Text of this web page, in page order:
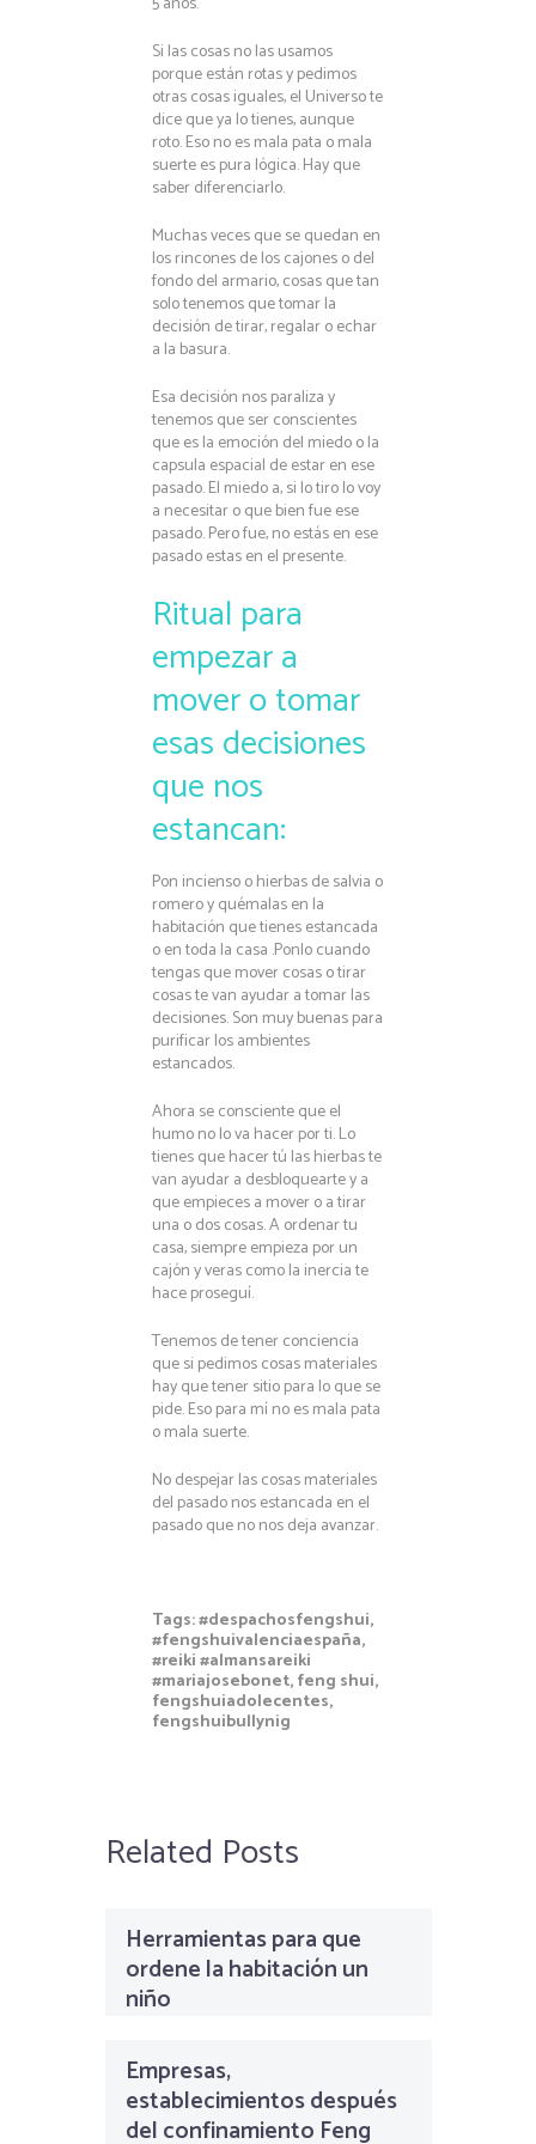
Si las cosas no las usamos
porque están rotas y pedimos
otras cosas iguales, el Universo te
dice que ya lo tienes, aunque
roto. Eso no es mala pata o mala
suerte es pura lógica. Hay que
saber diferenciarlo.
Muchas veces que se quedan en
los rincones de los cajones o del
fondo del armario, cosas que tan
solo tenemos que tomar la
decisión de tirar, regalar o echar
a la basura.
Esa decisión nos paraliza y
tenemos que ser conscientes
que es la emoción del miedo o la
capsula espacial de estar en ese
pasado. El miedo a, si lo tiro lo voy
a necesitar o que bien fue ese
pasado. Pero fue, no estás en ese
pasado estas en el presente.
Ritual para
empezar a
mover o tomar
esas decisiones
que nos
estancan:
Pon incienso o hierbas de salvia o
romero y quémalas en la
habitación que tienes estancada
o en toda la casa .Ponlo cuando
tengas que mover cosas o tirar
cosas te van ayudar a tomar las
decisiones. Son muy buenas para
purificar los ambientes
estancados.
Ahora se consciente que el
humo no lo va hacer por ti. Lo
tienes que hacer tú las hierbas te
van ayudar a desbloquearte y a
que empieces a mover o a tirar
una o dos cosas. A ordenar tu
casa, siempre empieza por un
cajón y veras como la inercia te
hace proseguí.
Tenemos de tener conciencia
que si pedimos cosas materiales
hay que tener sitio para lo que se
pide. Eso para mí no es mala pata
o mala suerte.
No despejar las cosas materiales
del pasado nos estancada en el
pasado que no nos deja avanzar.
Tags:#despachosfengshui,
#fengshuivalenciaespaña,
#reiki #almansareiki
#mariajosebonet,feng shui,
fengshuiadolecentes,
fengshuibullynig
Related Posts
Herramientas para que
ordene la habitación un
niño
Empresas,
establecimientos después
del confinamiento Feng